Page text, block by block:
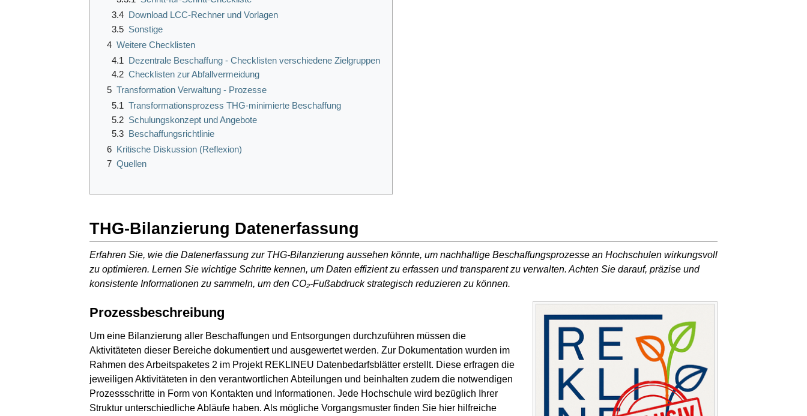
3.4 Download LCC-Rechner und Vorlagen
3.5 Sonstige
4 Weitere Checklisten
4.1 Dezentrale Beschaffung - Checklisten verschiedene Zielgruppen
4.2 Checklisten zur Abfallvermeidung
5 Transformation Verwaltung - Prozesse
5.1 Transformationsprozess THG-minimierte Beschaffung
5.2 Schulungskonzept und Angebote
5.3 Beschaffungsrichtlinie
6 Kritische Diskussion (Reflexion)
7 Quellen
THG-Bilanzierung Datenerfassung
Erfahren Sie, wie die Datenerfassung zur THG-Bilanzierung aussehen könnte, um nachhaltige Beschaffungsprozesse an Hochschulen wirkungsvoll
zu optimieren. Lernen Sie wichtige Schritte kennen, um Daten effizient zu erfassen und transparent zu verwalten. Achten Sie darauf, präzise und
konsistente Informationen zu sammeln, um den CO₂-Fußabdruck strategisch reduzieren zu können.
Prozessbeschreibung
Um eine Bilanzierung aller Beschaffungen und Entsorgungen durchzuführen müssen die
Aktivitäteten dieser Bereiche dokumentiert und ausgewertet werden. Zur Dokumentation wurden im
Rahmen des Arbeitspaketes 2 im Projekt REKLINEU Datenbedarfsblätter erstellt. Diese erfragen die
jeweiligen Aktivitäteten in den verantwortlichen Abteilungen und beinhalten zudem die notwendigen
Prozessschritte in Form von Kontakten und Informationen. Jede Hochschule wird bezüglich Ihrer
Struktur unterschiedliche Abläufe haben. Als mögliche Vorgangsmuster finden Sie hier hilfreiche